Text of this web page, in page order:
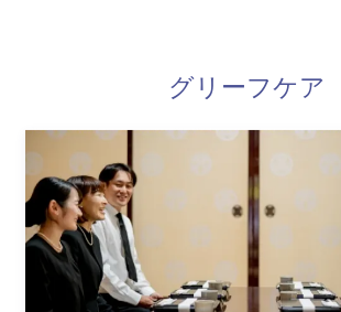
グリーフケア